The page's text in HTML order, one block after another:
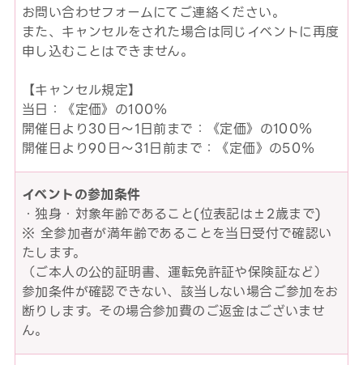
お問い合わせフォームにてご連絡ください。
また、キャンセルをされた場合は同じイベントに再度
申し込むことはできません。
【キャンセル規定】
当日：《定価》の100％
開催日より30日～1日前まで：《定価》の100％
開催日より90日～31日前まで：《定価》の50％
イベントの参加条件
・独身・対象年齢であること(位表記は±2歳まで)
※ 全参加者が満年齢であることを当日受付で確認い
たします。
（ご本人の公的証明書、運転免許証や保険証など）
参加条件が確認できない、該当しない場合ご参加をお
断りします。その場合参加費のご返金はございませ
ん。